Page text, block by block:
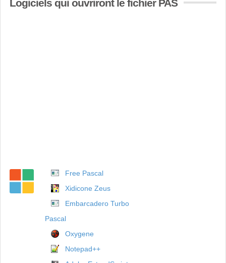
Logiciels qui ouvriront le fichier PAS
Free Pascal
Xidicone Zeus
Embarcadero Turbo
Pascal
Oxygene
Notepad++